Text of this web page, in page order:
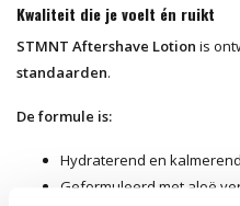
Kwaliteit die je voelt én ruikt
STMNT Aftershave Lotion is
standaarden.
De formule is:
Hydraterend en kalmerend
Geformuleerd met aloë